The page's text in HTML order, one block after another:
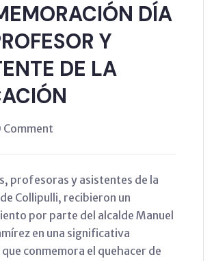
DÍA
Y
DE LA
Comment
profesoras y asistentes de la
Collipulli, recibieron un
por parte del alcalde Manuel
en una significativa
conmemora el quehacer de